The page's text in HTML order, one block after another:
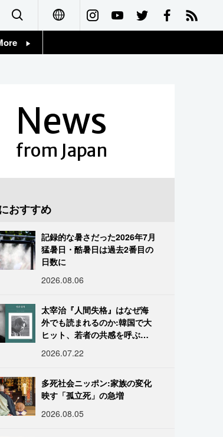
Français
News
from Japan
おすすめ
記録的な暑さだった2026年7月
猛暑日・酷暑日は過去2番目の
日数に
2026.08.06
太宰治『人間失格』はなぜ海
外でも読まれるのか:韓国で大
ヒット、若者の共感を呼ぶ
2026.07.22
多死社会ニッポン:家族の変化
映す「孤立死」の急増
2026.08.05